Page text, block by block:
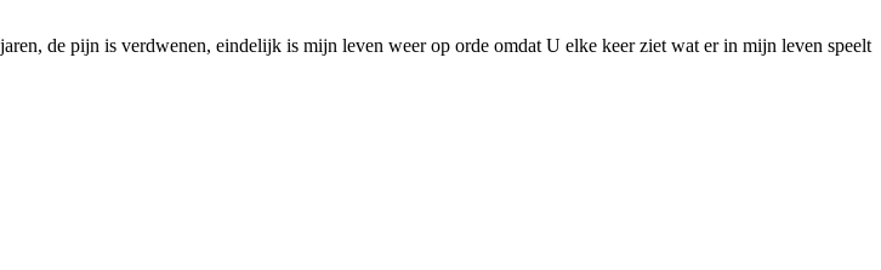
de pijn is verdwenen, eindelijk is mijn leven weer op orde omdat U elke keer ziet wat er in mijn leven speelt